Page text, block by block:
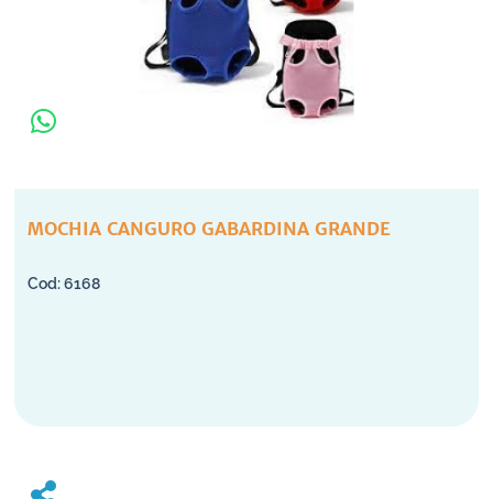
MOCHIA CANGURO GABARDINA GRANDE
6168